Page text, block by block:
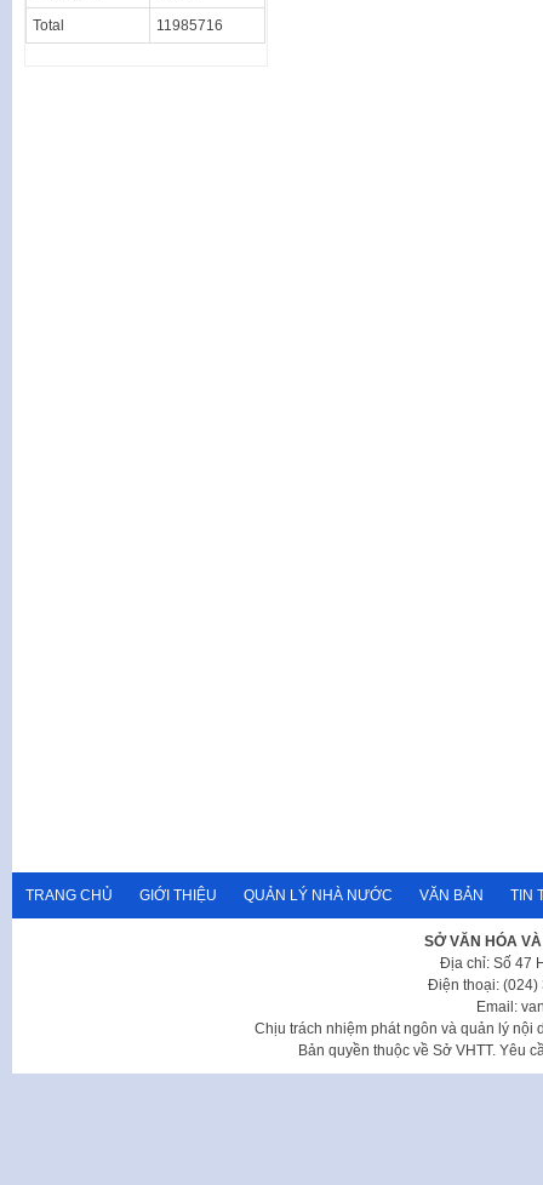
Total 11985716
TRANG CHỦ GIỚI THIỆU QUẢN LÝ NHÀ NƯỚC VĂN BẢN TIN
SỞ VĂN HÓA
Địa chỉ: Số 47
Điện thoại: (024)
Email:
Chịu trách nhiệm phát ngôn và quản lý nội
Bản quyền thuộc về Sở VHTT. Yêu